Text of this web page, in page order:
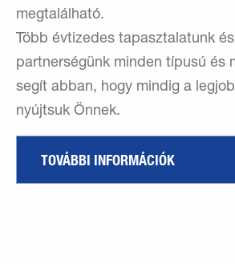
megtalálható.
Több évtizedes tapasztalatunk
partnerségünk minden típusú és
segít abban, hogy mindig a
nyújtsuk Önnek.
TOVÁBBI INFORMÁCIÓK